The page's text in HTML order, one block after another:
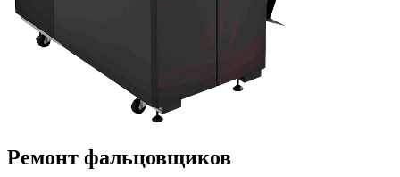
бактерицидной лампы
беговых дорожек
бензобуров
бензогенераторов
бензоножниц
бензорезов
бензорезов
Ремонт фальцовщиков